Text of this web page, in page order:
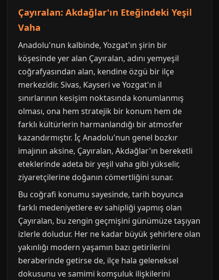
Çayıralan: Akdağlar'ın Eteğindeki Yeşil
Vaha
Anadolu'nun kalbinde, Yozgat'ın şirin bir
köşesinde yer alan Çayıralan, adını yemyeşil
coğrafyasından alan, kendine özgü bir ilçe
merkezidir. Sivas, Kayseri ve Yozgat'ın il
sınırlarının kesişim noktasında konumlanmış
olması, ona hem stratejik bir konum hem de
farklı kültürlerin harmanlandığı bir atmosfer
kazandırmıştır. İç Anadolu'nun genel bozkır
imajının aksine, Çayıralan, Akdağlar'ın bereketli
eteklerinde adeta bir yeşil vaha gibi yükselir,
ziyaretçilerine doğanın cömertliğini sunar.
Bu coğrafi konumu sayesinde, tarih boyunca
farklı medeniyetlere ev sahipliği yapmış olan
Çayıralan, bu zengin geçmişini günümüze taşıyan
izlerle doludur. Her ne kadar büyük şehirlere olan
yakınlığı modern yaşamın bazı getirilerini
beraberinde getirse de, ilçe hala geleneksel
dokusunu ve samimi komşuluk ilişkilerini